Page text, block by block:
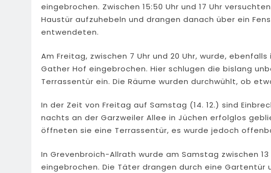
eingebrochen. Zwischen 15:50 Uhr und 17 Uhr
Haustür aufzuhebeln und drangen danach über ein
entwendeten.
Am Freitag, zwischen 7 Uhr und 20 Uhr, wurde,
Gather Hof eingebrochen. Hier schlugen die bislang
Terrassentür ein. Die Räume wurden durchwühlt, ob
In der Zeit von Freitag auf Samstag (14. 12.) sind
nachts an der Garzweiler Allee in Jüchen erfolglos
öffneten sie eine Terrassentür, es wurde jedoch
In Grevenbroich-Allrath wurde am Samstag zwischen
eingebrochen. Die Täter drangen durch eine Gartentür